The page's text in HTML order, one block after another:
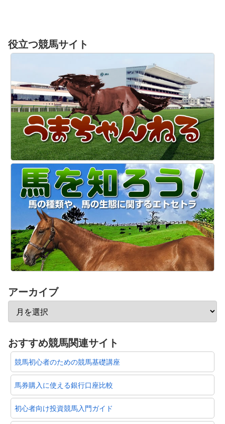
役立つ競馬サイト
アーカイブ
おすすめ競馬関連サイト
競馬初心者のための競馬基礎講座
馬券購入に使える銀行口座比較
初心者向け投資競馬入門ガイド